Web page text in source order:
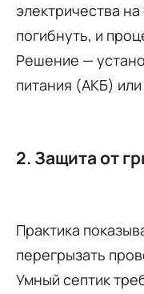
электричества
погибнуть, и
Решение —
питания (АКБ)
2. Защита от
Практика
перегрызать
Умный септик